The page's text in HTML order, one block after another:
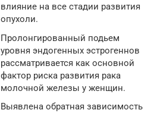
влияние на все стадии развития
опухоли.
Пролонгированный подьем
уровня эндогенных эстрогеннов
рассматривается как основной
фактор риска развития рака
молочной железы у женщин.
Выявлена обратная зависимость